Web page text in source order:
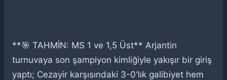
**🎯 TAHMİN: MS 1 ve 1,5 Üst** Arjantin
turnuvaya son şampiyon kimliğiyle yakışır bir giriş
yaptı; Cezayir karşısındaki 3-0'lık galibiyet hem